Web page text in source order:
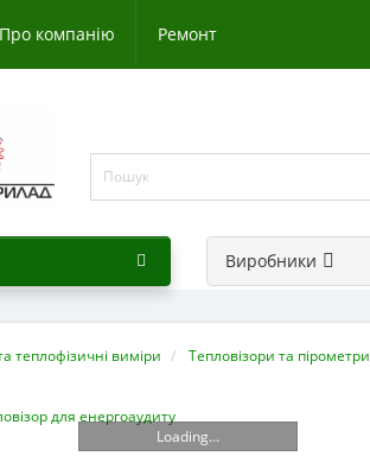
Про компанію Ремонт
Виробники
теплофізичні виміри Тепловізори та пірометри
Loading...